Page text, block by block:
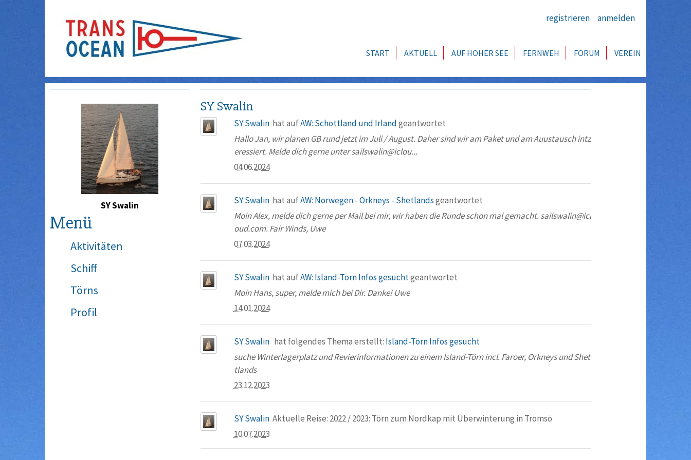
registrieren anmelden
START AKTUELL AUF HOHER SEE FERNWEH FORUM VEREIN
SY Swalin
Menü
Aktivitäten
Schiff
Törns
Profil
SY Swalin
SY Swalin hat aufAW: Schottland und Irlandgeantwortet
Hallo Jan, wir planen GB rund jetzt im Juli / August. Daher sind wir am Paket und am Auustausch intz
eressiert. Melde dich gerne unter sailswalin@iclou...
04.06.2024
SY Swalin hat aufAW: Norwegen - Orkneys - Shetlandsgeantwortet
Moin Alex, melde dich gerne per Mail bei mir, wir haben die Runde schon mal gemacht. sailswalin@icl
oud.com. Fair Winds, Uwe
07.03.2024
SY Swalin hat aufAW: Island-Törn Infos gesuchtgeantwortet
Moin Hans, super, melde mich bei Dir. Danke! Uwe
14.01.2024
SY Swalin hat folgendes Thema erstellt: Island-Törn Infos gesucht
suche Winterlagerplatz und Revierinformationen zu einem Island-Törn incl. Faroer, Orkneys und Shet
tlands
23.12.2023
SY Swalin Aktuelle Reise: 2022 / 2023: Törn zum Nordkap mit Überwinterung in Tromsö
10.07.2023